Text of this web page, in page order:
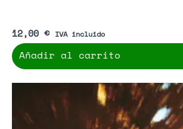
12,00 € IVA incluido
Añadir al carrito